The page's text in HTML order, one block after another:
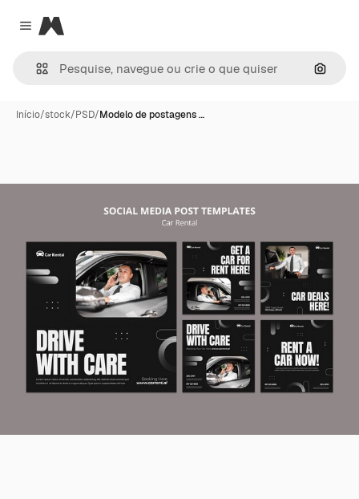
Close menu
Magnific
Início/stock/PSD/Modelo de postagens …